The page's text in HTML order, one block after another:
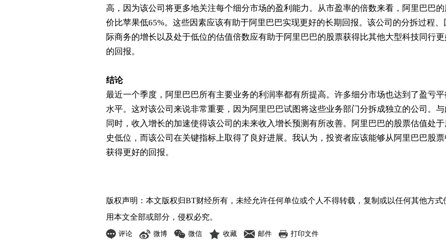
高，因为该公司将更多地关注每个细分市场的盈利能力。从市盈率的倍数来看，阿里巴巴的
价比苹果低65%。这些因素应该有助于阿里巴巴实现更好的长期回报。该公司的分拆过程、
际商务的增长以及处于低位的估值倍数应有助于阿里巴巴的股票获得比其他大型科技同行
的回报。
结论
最近一个季度，阿里巴巴所有主要业务的利润率都有所提高。许多细分市场也达到了盈亏
水平。这对该公司来说非常重要，因为阿里巴巴试图将这些业务部门分拆成独立的公司。
同时，收入增长的加速使得该公司的未来收入增长预测有所改善。阿里巴巴的股票估值处
史低位，而该公司在关键指标上取得了良好进展。我认为，投资者应该能够从阿里巴巴股票
获得更好的回报。
版权声明：本文版权归BT财经所有，未经允许任何单位或个人不得转载，复制或以任何其他方式
用本文全部或部分，侵权必究。
评论 微博 微信 收藏 邮件 打印文件